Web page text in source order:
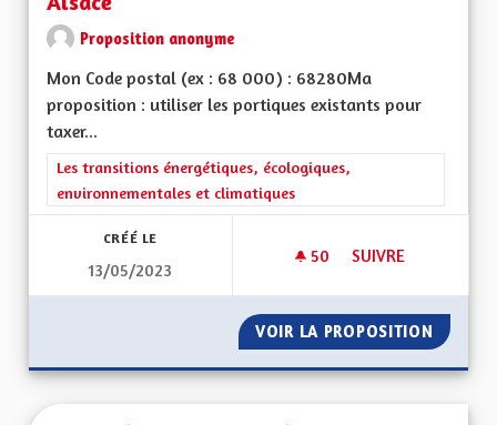
Proposition anonyme
Mon Code postal (ex : 68 000) : 68280Ma
proposition : utiliser les portiques existants pour
taxer...
Filtrer les résultats de la catégorie : Les transitions
Les transitions énergétiques, écologiques,
environnementales et climatiques
CRÉÉ LE
13/05/2023
50 50 ABONNÉS
SUIVRE
VOIR LA PROPOSITION FAIRE